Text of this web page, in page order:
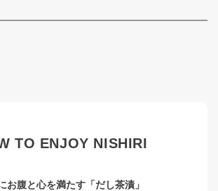
TO ENJOY NISHIRI
お腹と心を満たす「だし茶漬」